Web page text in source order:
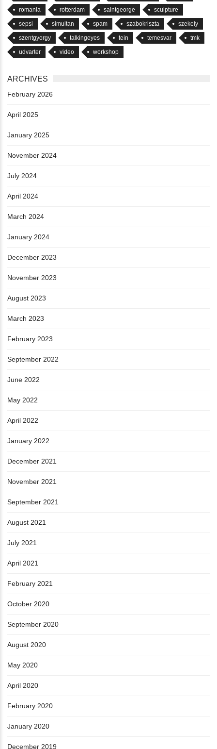
romania rotterdam saintgeorge sculpture
sepsi simultan spam szabokriszta szekely
szentgyorgy talkingeyes tein temesvar tmk
udvarter video workshop
ARCHIVES
February 2026
April 2025
January 2025
November 2024
July 2024
April 2024
March 2024
January 2024
December 2023
November 2023
August 2023
March 2023
February 2023
September 2022
June 2022
May 2022
April 2022
January 2022
December 2021
November 2021
September 2021
August 2021
July 2021
April 2021
February 2021
October 2020
September 2020
August 2020
May 2020
April 2020
February 2020
January 2020
December 2019